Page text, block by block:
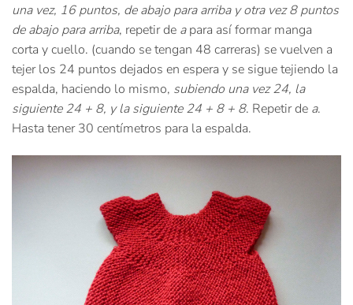
una vez, 16 puntos, de abajo para arriba y otra vez 8 puntos
de abajo para arriba, repetir de apara así formar manga
corta y cuello. (cuando se tengan 48 carreras) se vuelven a
tejer los 24 puntos dejados en espera y se sigue tejiendo la
espalda, haciendo lo mismo, subiendo una vez 24, la
siguiente 24 + 8, y la siguiente 24 + 8 + 8. Repetir de a.
Hasta tener 30 centímetros para la espalda.